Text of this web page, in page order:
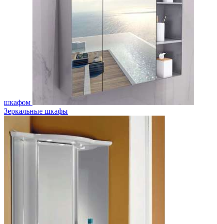
шкафом
Зеркальные шкафы